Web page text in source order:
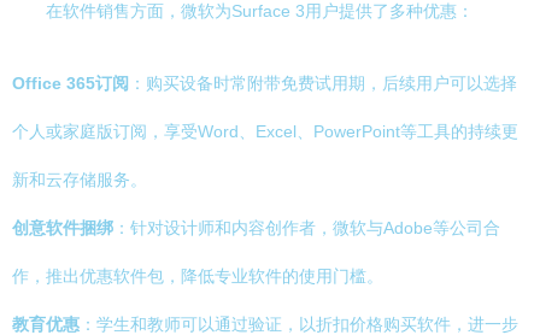
在软件销售方面，微软为Surface 3用户提供了多种优惠：
Office 365订阅 ：购买设备时常附带免费试用期，后续用户可以选择
个人或家庭版订阅，享受Word、Excel、PowerPoint等工具的持续更
新和云存储服务。
创意软件捆绑 ：针对设计师和内容创作者，微软与Adobe等公司合
作，推出优惠软件包，降低专业软件的使用门槛。
教育优惠 ：学生和教师可以通过验证，以折扣价格购买软件，进一步